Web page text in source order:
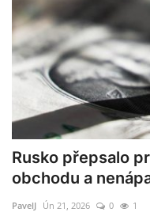
Rusko přepsalo
obchodu a
PavelJ Ún 21, 2026 0 1